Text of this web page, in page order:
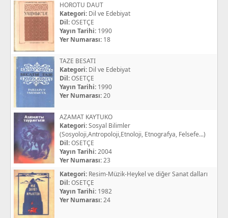
HOROTU DAUT
Kategori: Dil ve Edebiyat
Dil:OSETÇE
Yayın Tarihi: 1990
Yer Numarası: 18
TAZE BESATI
Kategori: Dil ve Edebiyat
Dil:OSETÇE
Yayın Tarihi: 1990
Yer Numarası:20
AZAMAT KAYTUKO
Kategori:Sosyal Bilimler
(Sosyoloji,Antropoloji,Etnoloji, Etnografya, Felsefe...)
Dil:OSETÇE
Yayın Tarihi:2004
Yer Numarası:23
Kategori: Resim-Müzik-Heykel ve diğer Sanat dalları
Dil:OSETÇE
Yayın Tarihi: 1982
Yer Numarası:24